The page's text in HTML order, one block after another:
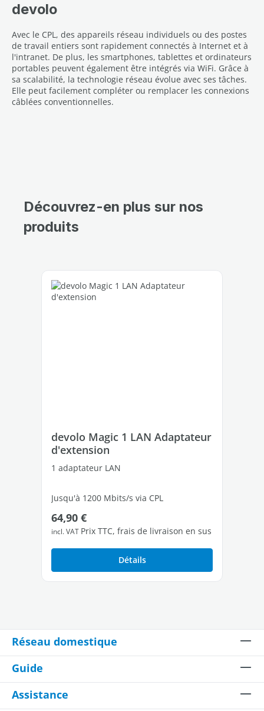
devolo
Avec le CPL, des appareils réseau individuels ou des postes
de travail entiers sont rapidement connectés à Internet et à
l'intranet. De plus, les smartphones, tablettes et ordinateurs
portables peuvent également être intégrés via WiFi. Grâce à
sa scalabilité, la technologie réseau évolue avec ses tâches.
Elle peut facilement compléter ou remplacer les connexions
câblées conventionnelles.
Découvrez-en plus sur nos
produits
Ignorer la galerie de produits
devolo Magic 1 LAN Adaptateur
d'extension
1 adaptateur LAN
Jusqu'à 1200 Mbits/s via CPL
1 port Ethernet Gigabit libres
Prix régulier :
64,90 €
incl. VAT Prix TTC, frais de livraison en sus
Détails
Réseau domestique
Guide
Assistance